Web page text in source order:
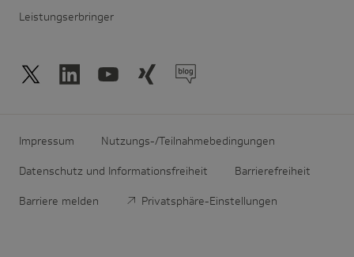
Leistungserbringer
Impressum Nutzungs-/Teilnahmebedingungen
Datenschutz und Informationsfreiheit Barrierefreiheit
Barriere melden Privatsphäre-Einstellungen